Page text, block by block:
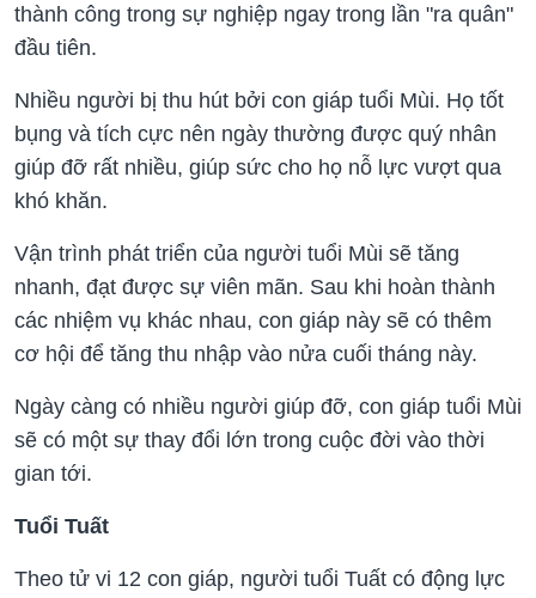
thành công trong sự nghiệp ngay trong lần "ra quân"
đầu tiên.
Nhiều người bị thu hút bởi con giáp tuổi Mùi. Họ tốt
bụng và tích cực nên ngày thường được quý nhân
giúp đỡ rất nhiều, giúp sức cho họ nỗ lực vượt qua
khó khăn.
Vận trình phát triển của người tuổi Mùi sẽ tăng
nhanh, đạt được sự viên mãn. Sau khi hoàn thành
các nhiệm vụ khác nhau, con giáp này sẽ có thêm
cơ hội để tăng thu nhập vào nửa cuối tháng này.
Ngày càng có nhiều người giúp đỡ, con giáp tuổi Mùi
sẽ có một sự thay đổi lớn trong cuộc đời vào thời
gian tới.
Tuổi Tuất
Theo tử vi 12 con giáp, người tuổi Tuất có động lực